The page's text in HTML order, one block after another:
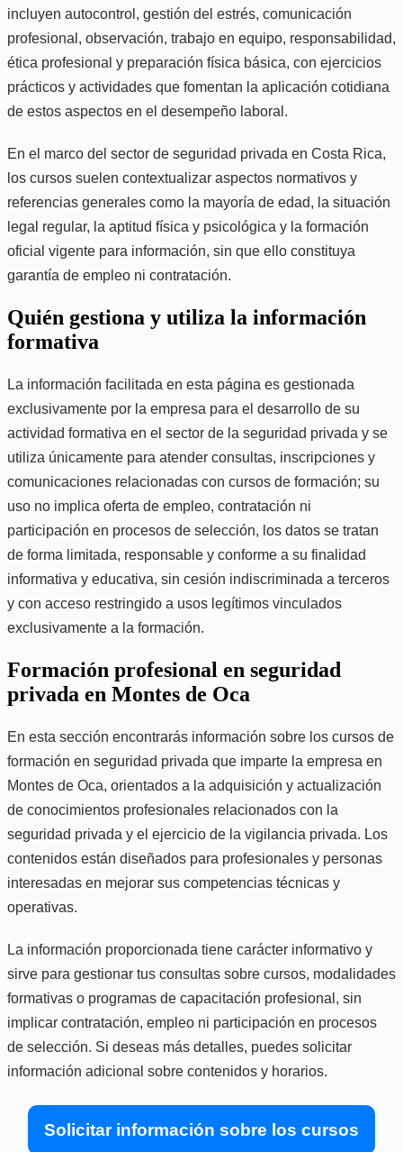
incluyen autocontrol, gestión del estrés, comunicación
profesional, observación, trabajo en equipo, responsabilidad,
ética profesional y preparación física básica, con ejercicios
prácticos y actividades que fomentan la aplicación cotidiana
de estos aspectos en el desempeño laboral.
En el marco del sector de seguridad privada en Costa Rica,
los cursos suelen contextualizar aspectos normativos y
referencias generales como la mayoría de edad, la situación
legal regular, la aptitud física y psicológica y la formación
oficial vigente para información, sin que ello constituya
garantía de empleo ni contratación.
Quién gestiona y utiliza la información
formativa
La información facilitada en esta página es gestionada
exclusivamente por la empresa para el desarrollo de su
actividad formativa en el sector de la seguridad privada y se
utiliza únicamente para atender consultas, inscripciones y
comunicaciones relacionadas con cursos de formación; su
uso no implica oferta de empleo, contratación ni
participación en procesos de selección, los datos se tratan
de forma limitada, responsable y conforme a su finalidad
informativa y educativa, sin cesión indiscriminada a terceros
y con acceso restringido a usos legítimos vinculados
exclusivamente a la formación.
Formación profesional en seguridad
privada en Montes de Oca
En esta sección encontrarás información sobre los cursos de
formación en seguridad privada que imparte la empresa en
Montes de Oca, orientados a la adquisición y actualización
de conocimientos profesionales relacionados con la
seguridad privada y el ejercicio de la vigilancia privada. Los
contenidos están diseñados para profesionales y personas
interesadas en mejorar sus competencias técnicas y
operativas.
La información proporcionada tiene carácter informativo y
sirve para gestionar tus consultas sobre cursos, modalidades
formativas o programas de capacitación profesional, sin
implicar contratación, empleo ni participación en procesos
de selección. Si deseas más detalles, puedes solicitar
información adicional sobre contenidos y horarios.
Solicitar información sobre los cursos